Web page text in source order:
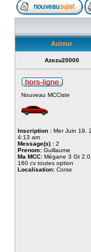
Auteur
Azezu20000
Nouveau MCCiste
Inscription : Mer Juin 19,
4:13 am
Message(s) : 2
Prenom: Guillaume
Ma MCC: Mégane 3 Gt
160 cv toutes option
Localisation: Corse